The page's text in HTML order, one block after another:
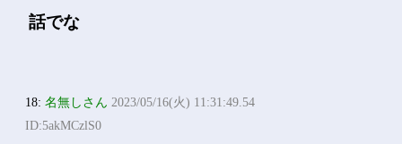
話でな
18:名無しさん 2023/05/16(火) 11:31:49.54
ID:5akMCzlS0